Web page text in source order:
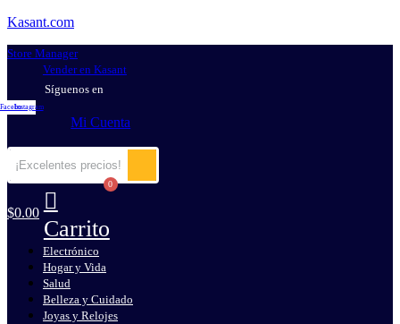
Kasant.com
Store Manager
Vender en Kasant
Síguenos en
FacebookInstagram
Mi Cuenta
$0.00
Carrito
Electrónico
Hogar y Vida
Salud
Belleza y Cuidado
Joyas y Relojes